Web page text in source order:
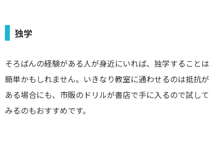
独学
そろばんの経験がある人が身近にいれば、独学することは
簡単かもしれません。いきなり教室に通わせるのは抵抗が
ある場合にも、市販のドリルが書店で手に入るので試して
みるのもおすすめです。